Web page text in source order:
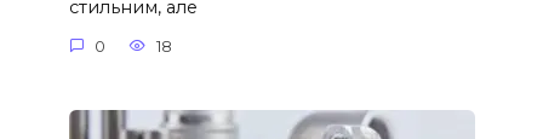
стильним, але
0 18